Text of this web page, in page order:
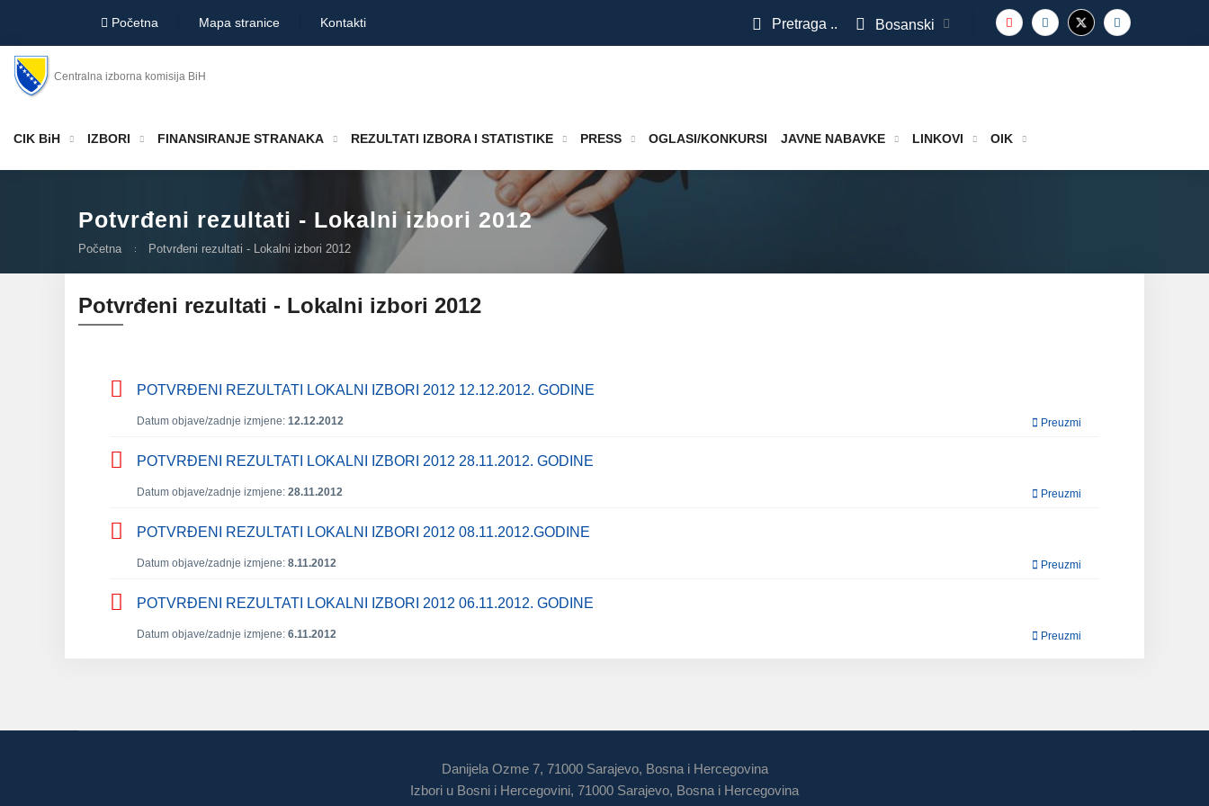
Početna Mapa stranice Kontakti Pretraga .. Bosanski
Centralna izborna komisija BiH
CIK BiH IZBORI FINANSIRANJE STRANAKA REZULTATI IZBORA I STATISTIKE PRESS OGLASI/KONKURSI JAVNE NABAVKE LINKOVI OIK
Potvrđeni rezultati - Lokalni izbori 2012
Početna Potvrđeni rezultati - Lokalni izbori 2012
Potvrđeni rezultati - Lokalni izbori 2012
POTVRĐENI REZULTATI LOKALNI IZBORI 2012 12.12.2012. GODINE
Datum objave/zadnje izmjene: 12.12.2012 Preuzmi
POTVRĐENI REZULTATI LOKALNI IZBORI 2012 28.11.2012. GODINE
Datum objave/zadnje izmjene: 28.11.2012 Preuzmi
POTVRĐENI REZULTATI LOKALNI IZBORI 2012 08.11.2012.GODINE
Datum objave/zadnje izmjene: 8.11.2012 Preuzmi
POTVRĐENI REZULTATI LOKALNI IZBORI 2012 06.11.2012. GODINE
Datum objave/zadnje izmjene: 6.11.2012 Preuzmi
Danijela Ozme 7, 71000 Sarajevo, Bosna i Hercegovina
Izbori u Bosni i Hercegovini, 71000 Sarajevo, Bosna i Hercegovina